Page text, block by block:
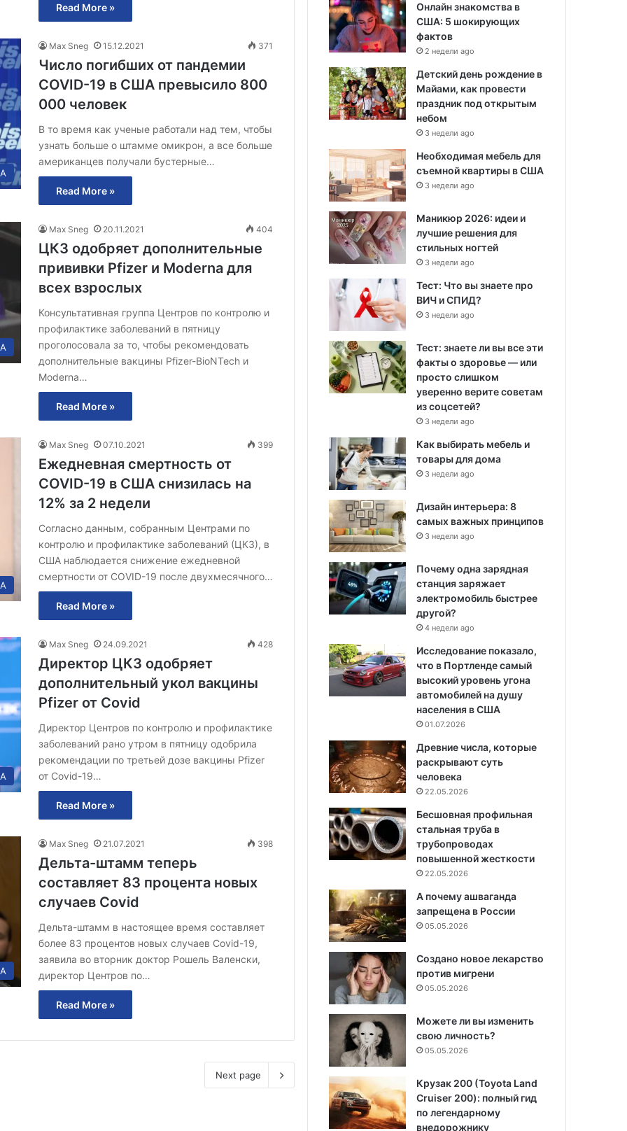
Read More »
Max Sneg 15.12.2021 371
Число погибших от пандемии
COVID-19 в США превысило 800
000 человек
В то время как ученые работали над тем, чтобы
узнать больше о штамме омикрон, а все больше
американцев получали бустерные…
Read More »
Max Sneg 20.11.2021 404
ЦКЗ одобряет дополнительные
прививки Pfizer и Moderna для
всех взрослых
Консультативная группа Центров по контролю и
профилактике заболеваний в пятницу
проголосовала за то, чтобы рекомендовать
дополнительные вакцины Pfizer-BioNTech и
Moderna…
Read More »
Max Sneg 07.10.2021 399
Ежедневная смертность от
COVID-19 в США снизилась на
12% за 2 недели
Согласно данным, собранным Центрами по
контролю и профилактике заболеваний (ЦКЗ), в
США наблюдается снижение ежедневной
смертности от COVID-19 после двухмесячного…
Read More »
Max Sneg 24.09.2021 428
Директор ЦКЗ одобряет
дополнительный укол вакцины
Pfizer от Covid
Директор Центров по контролю и профилактике
заболеваний рано утром в пятницу одобрила
рекомендации по третьей дозе вакцины Pfizer
от Covid-19…
Read More »
Max Sneg 21.07.2021 398
Дельта-штамм теперь
составляет 83 процента новых
случаев Covid
Дельта-штамм в настоящее время составляет
более 83 процентов новых случаев Covid-19,
заявила во вторник доктор Рошель Валенски,
директор Центров по…
Read More »
Next page
Онлайн знакомства в
США: 5 шокирующих
фактов
2 недели ago
Детский день рождение в
Майами, как провести
праздник под открытым
небом
3 недели ago
Необходимая мебель для
съемной квартиры в США
3 недели ago
Маникюр 2026: идеи и
лучшие решения для
стильных ногтей
3 недели ago
Тест: Что вы знаете про
ВИЧ и СПИД?
3 недели ago
Тест: знаете ли вы все эти
факты о здоровье — или
просто слишком
уверенно верите советам
из соцсетей?
3 недели ago
Как выбирать мебель и
товары для дома
3 недели ago
Дизайн интерьера: 8
самых важных принципов
3 недели ago
Почему одна зарядная
станция заряжает
электромобиль быстрее
другой?
4 недели ago
Исследование показало,
что в Портленде самый
высокий уровень угона
автомобилей на душу
населения в США
01.07.2026
Древние числа, которые
раскрывают суть
человека
22.05.2026
Бесшовная профильная
стальная труба в
трубопроводах
повышенной жесткости
22.05.2026
А почему ашваганда
запрещена в России
05.05.2026
Создано новое лекарство
против мигрени
05.05.2026
Можете ли вы изменить
свою личность?
05.05.2026
Крузак 200 (Toyota Land
Cruiser 200): полный гид
по легендарному
внедорожнику